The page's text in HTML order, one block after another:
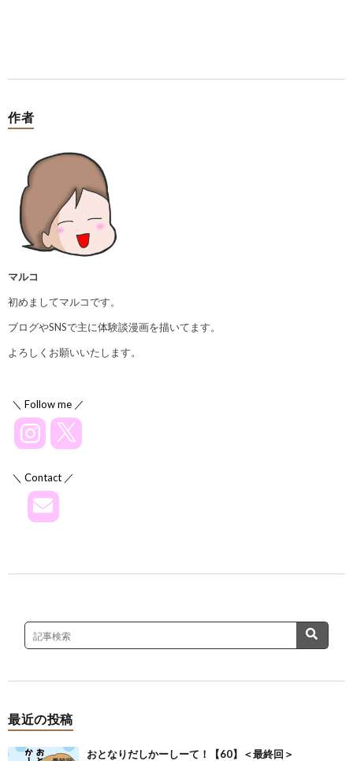
作者
マルコ
初めましてマルコです。
ブログやSNSで主に体験談漫画を描いてます。
よろしくお願いいたします。
＼ Follow me ／
＼ Contact ／
最近の投稿
おとなりだしかーしーて！【60】＜最終回＞